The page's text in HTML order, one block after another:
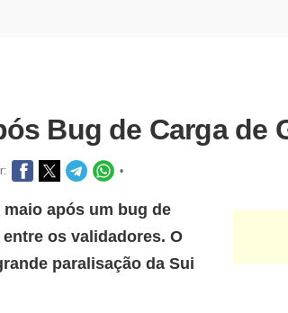
Bug de Carga de
•
após um bug de
os validadores. O
paralisação da Sui